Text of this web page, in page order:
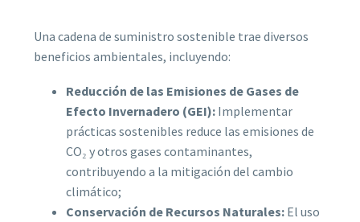
Una cadena de suministro sostenible trae diversos
beneficios ambientales, incluyendo:
Reducción de las Emisiones de Gases de
Efecto Invernadero (GEI): Implementar
prácticas sostenibles reduce las emisiones de
CO₂ y otros gases contaminantes,
contribuyendo a la mitigación del cambio
climático;
Conservación de Recursos Naturales: El uso